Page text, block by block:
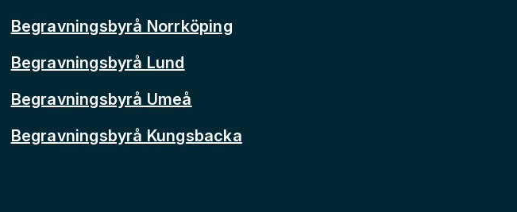
Begravningsbyrå Norrköping
Begravningsbyrå Lund
Begravningsbyrå Umeå
Begravningsbyrå Kungsbacka